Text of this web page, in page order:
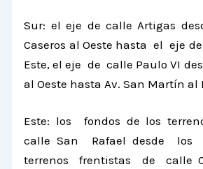
Sur: el eje de calle Artigas
Caseros al Oeste hasta el eje
Este, el eje de calle Paulo VI
al Oeste hasta Av. San Martín al
Este: los fondos de los
calle San Rafael desde los
terrenos frentistas de calle